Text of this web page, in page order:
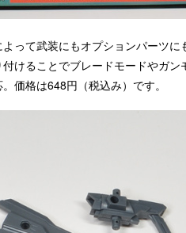
って武装にもオプションパーツ
けることでブレードモードやガ
価格は648円（税込み）です。